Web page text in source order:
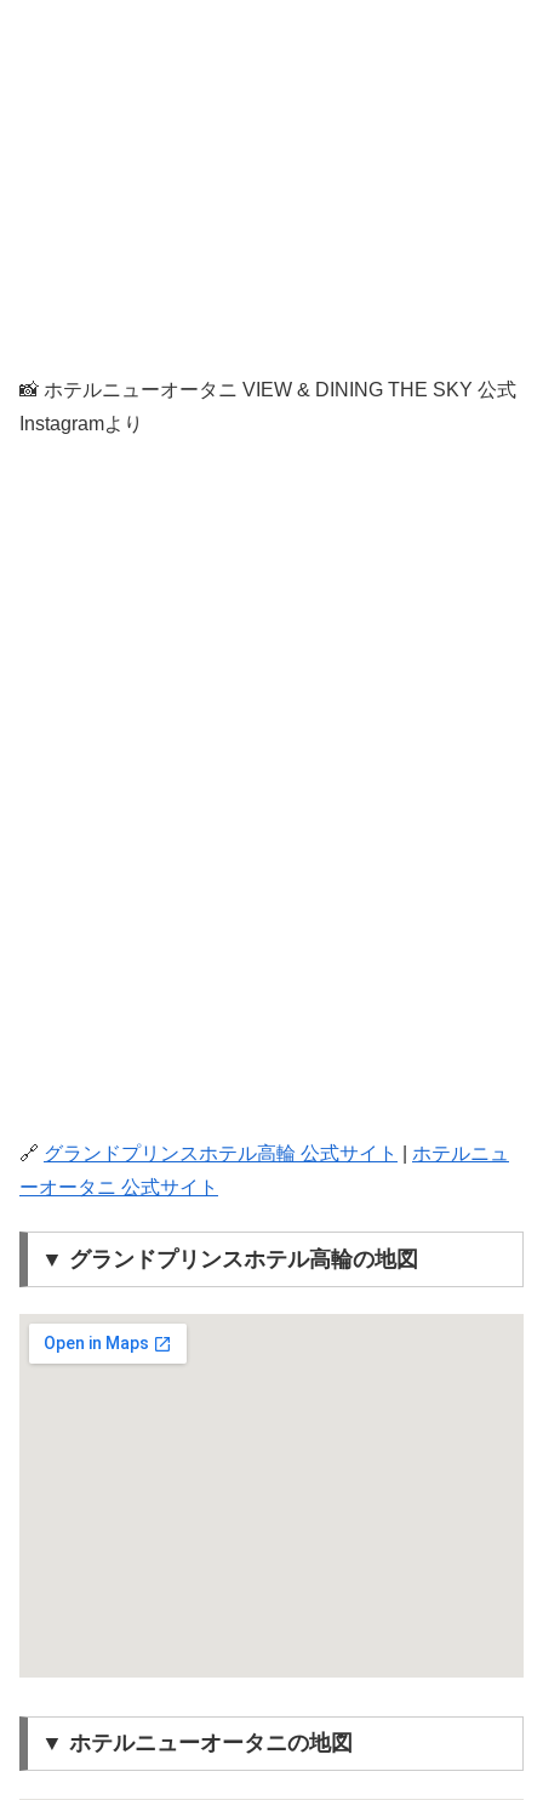
📸 ホテルニューオータニ VIEW & DINING THE SKY 公式
Instagramより
🔗 グランドプリンスホテル高輪 公式サイト
ホテルニュ
ーオータニ 公式サイト
▼ グランドプリンスホテル高輪の地図
▼ ホテルニューオータニの地図